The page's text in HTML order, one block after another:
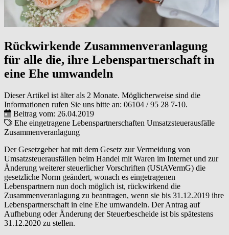
Rückwirkende Zusammenveranlagung
für alle die, ihre Lebenspartnerschaft in
eine Ehe umwandeln
Dieser Artikel ist älter als 2 Monate. Möglicherweise sind die
Informationen rufen Sie uns bitte an: 06104 / 95 28 7-10.
Beitrag vom: 26.04.2019
Ehe eingetragene Lebenspartnerschaften Umsatzsteuerausfälle
Zusammenveranlagung
Der Gesetzgeber hat mit dem Gesetz zur Vermeidung von
Umsatzsteuerausfällen beim Handel mit Waren im Internet und zur
Änderung weiterer steuerlicher Vorschriften (UStAVermG) die
gesetzliche Norm geändert, wonach es eingetragenen
Lebenspartnern nun doch möglich ist, rückwirkend die
Zusammenveranlagung zu beantragen, wenn sie bis 31.12.2019 ihre
Lebenspartnerschaft in eine Ehe umwandeln. Der Antrag auf
Aufhebung oder Änderung der Steuerbescheide ist bis spätestens
31.12.2020 zu stellen.